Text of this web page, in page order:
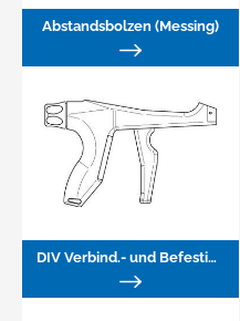
Abstandsbolzen (Messing)
DIV Verbind.- und Befestigungsteile NEM/LM/KST